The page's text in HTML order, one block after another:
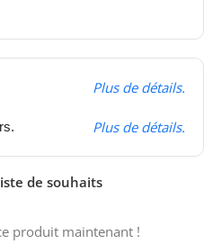
Plus de détails.
Plus de détails.
de souhaits
produit maintenant !